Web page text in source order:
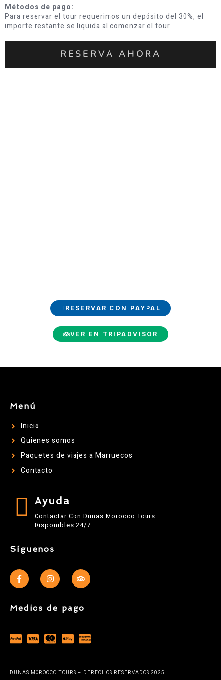
Métodos de pago:
Para reservar el tour requerimos un depósito del 30%, el
importe restante se liquida al comenzar el tour
RESERVA AHORA
RESERVAR CON PAYPAL
VER EN TRIPADVISOR
Menú
Inicio
Quienes somos
Paquetes de viajes a Marruecos
Contacto
Ayuda
Contactar Con Dunas Morocco Tours
Disponibles 24/7
Síguenos
Medios de pago
DUNAS MOROCCO TOURS – DERECHOS RESERVADOS 2025